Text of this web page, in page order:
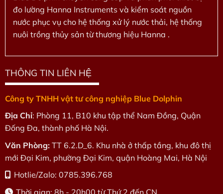
đo lường Hanna Instruments và kiểm soát nguồn
nước phục vụ cho hệ thống xử lý nước thải, hệ thống
nuôi trồng thủy sản từ thương hiệu Hanna .
THÔNG TIN LIÊN HỆ
Công ty TNHH vật tư công nghiệp Blue Dolphin
Địa Chỉ: Phòng 11, B10 khu tập thể Nam Đồng, Quận
Đống Đa, thành phố Hà Nội.
Văn Phòng:TT 6.2.D_6. Khu nhà ở thấp tầng, khu đô thị
mới Đại Kim, phường Đại Kim, quận Hoàng Mai, Hà Nội
Hotlie/Zalo: 0785.396.768
Thời gian: 8h - 20h00 từ Thứ 2 đến CN